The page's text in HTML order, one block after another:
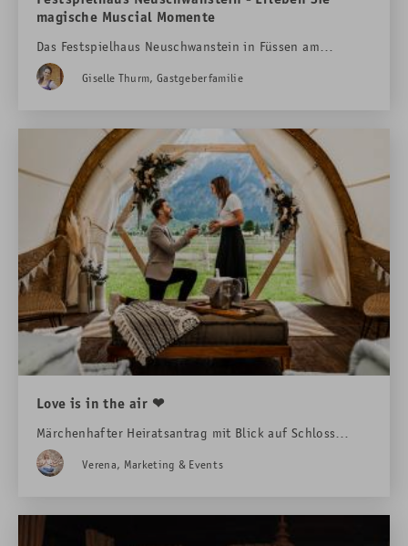
magische Muscial Momente
Das Festspielhaus Neuschwanstein in Füssen am
Forggensee ist ein wahrhaft magischer Ort, der jedes
Jahr Tausende von Besuchern aus der ganzen Welt
und einer beeindruckenden Architektur ist das
Festspielhaus ein Symbol für Kunst, Kultur und
Unterhaltung in der Region
Giselle Thurm, Gastgeberfamilie
Love is in the air ❤
Märchenhafter Heiratsantrag mit Blick auf Schloss
Neuschwanstein
Verena, Marketing & Events